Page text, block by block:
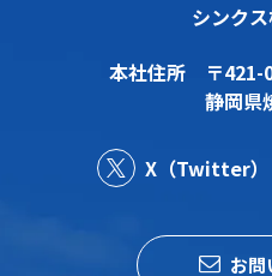
シンク
本社住所
〒421-
静岡県
X（Twitter）
お問